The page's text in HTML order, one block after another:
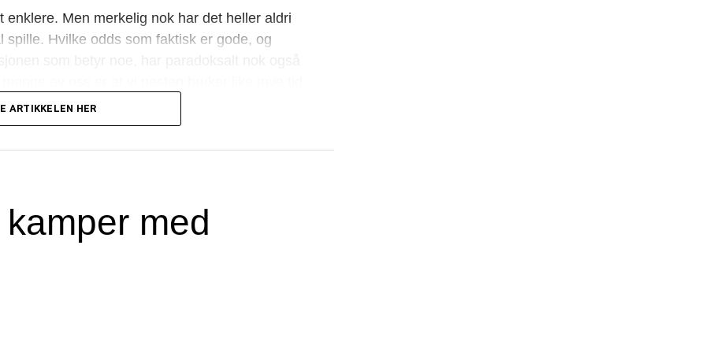
Men merkelig nok har det heller aldri
Hvilke odds som faktisk er gode, og
spillere flest sliter med. Tusenvis av
produkter, men forskjellene mellom dem
vil du se at ting som utbetalingshastighet,
god bettingportal som
ARTIKKELEN HER
med